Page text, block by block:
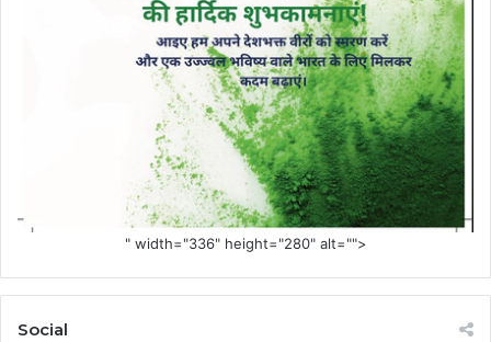
" width="336" height="280" alt="">
Social